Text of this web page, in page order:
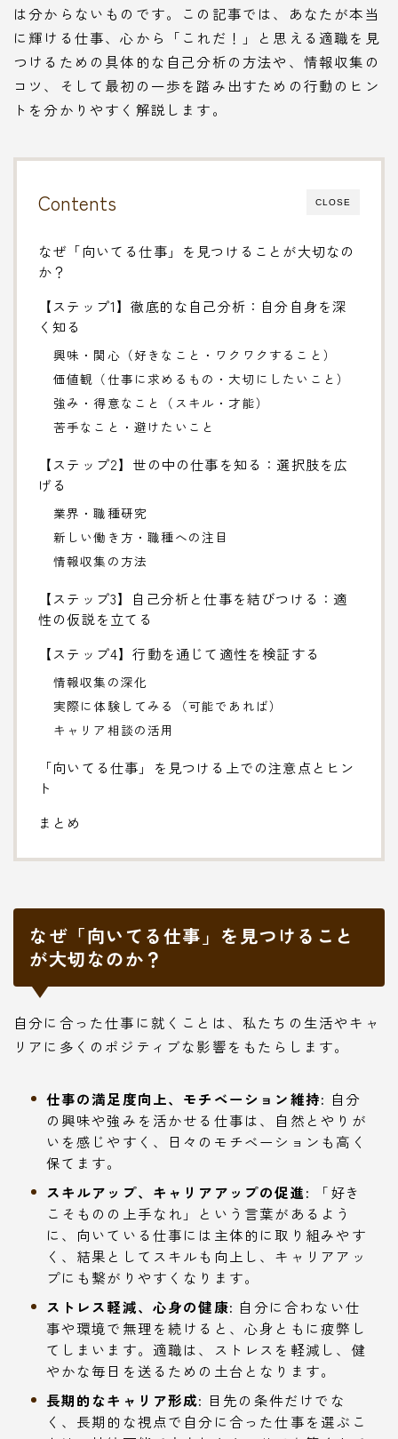
は分からないものです。この記事では、あなたが本当
に輝ける仕事、心から「これだ！」と思える適職を見
つけるための具体的な自己分析の方法や、情報収集の
コツ、そして最初の一歩を踏み出すための行動のヒン
トを分かりやすく解説します。
CLOSE
Contents
なぜ「向いてる仕事」を見つけることが大切なの
か？
【ステップ1】徹底的な自己分析：自分自身を深
く知る
興味・関心（好きなこと・ワクワクすること）
価値観（仕事に求めるもの・大切にしたいこと）
強み・得意なこと（スキル・才能）
苦手なこと・避けたいこと
【ステップ2】世の中の仕事を知る：選択肢を広
げる
業界・職種研究
新しい働き方・職種への注目
情報収集の方法
【ステップ3】自己分析と仕事を結びつける：適
性の仮説を立てる
【ステップ4】行動を通じて適性を検証する
情報収集の深化
実際に体験してみる（可能であれば）
キャリア相談の活用
「向いてる仕事」を見つける上での注意点とヒン
ト
まとめ
なぜ「向いてる仕事」を見つけること
が大切なのか？
自分に合った仕事に就くことは、私たちの生活やキャ
リアに多くのポジティブな影響をもたらします。
仕事の満足度向上、モチベーション維持: 自分
の興味や強みを活かせる仕事は、自然とやりが
いを感じやすく、日々のモチベーションも高く
保てます。
スキルアップ、キャリアアップの促進: 「好き
こそものの上手なれ」という言葉があるよう
に、向いている仕事には主体的に取り組みやす
く、結果としてスキルも向上し、キャリアアッ
プにも繋がりやすくなります。
ストレス軽減、心身の健康: 自分に合わない仕
事や環境で無理を続けると、心身ともに疲弊し
てしまいます。適職は、ストレスを軽減し、健
やかな毎日を送るための土台となります。
長期的なキャリア形成: 目先の条件だけでな
く、長期的な視点で自分に合った仕事を選ぶこ